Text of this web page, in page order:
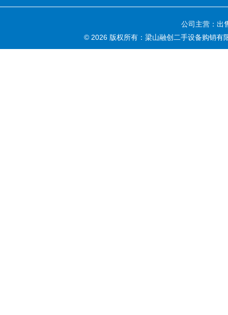
公司主营：出
© 2026 版权所有：梁山融创二手设备购销